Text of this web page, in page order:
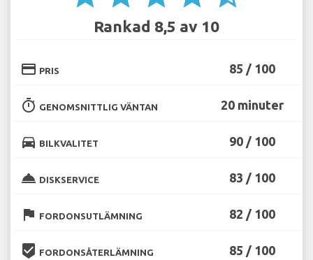
Rankad 8,5 av 10
credit_card PRIS 85 / 100
timer GENOMSNITTLIG VÄNTAN 20 minuter
directions_car BILKVALITET 90 / 100
room_service DISKSERVICE 83 / 100
flag FORDONSUTLÄMNING 82 / 100
beenhere FORDONSÅTERLÄMNING 85 / 100